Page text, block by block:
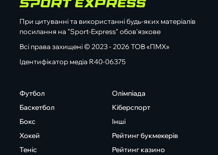
При цитуванні та використанні будь-яких матеріалів
посилання на "Sport-Express" обов'язкове
Всі права захищені © 2023 - 2026 ТОВ «ПМХ»
Ідентифікатор медіа R40-06375
Футбол
Баскетбол
Бокс
Хокей
Теніс
Олімпіада
Кіберспорт
Інші
Рейтинг букмекерів
Рейтинг казино